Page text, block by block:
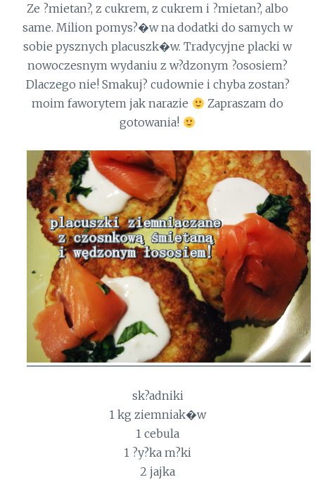
Ze ?mietan?, z cukrem, z cukrem i ?mietan?, albo
same. Milion pomys?�w na dodatki do samych w
sobie pysznych placuszk�w. Tradycyjne placki w
nowoczesnym wydaniu z w?dzonym ?ososiem?
Dlaczego nie! Smakuj? cudownie i chyba zostan?
moim faworytem jak narazie
Zapraszam do
gotowania!
sk?adniki
1 kg ziemniak�w
1 cebula
1 ?y?ka m?ki
2 jajka